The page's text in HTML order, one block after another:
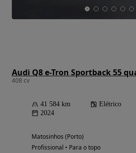
Audi Q8 e-Tron Sportback 55
408 cv
41 584 km Elétrico
2024
Matosinhos (Porto)
Profissional • Para o topo